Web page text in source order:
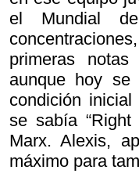
el Mundial
primeras
aunque hoy se
condición
se sabía “Right
Marx. Alexis,
máximo para